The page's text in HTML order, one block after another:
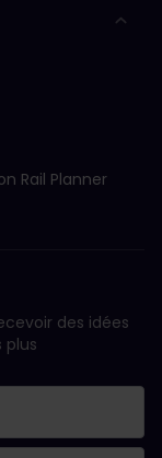
Rail Planner
des idées
plus